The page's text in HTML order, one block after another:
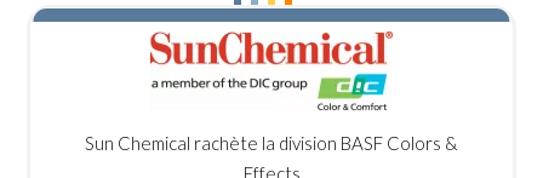
Sun Chemical rachète la division BASF Colors &
Effects